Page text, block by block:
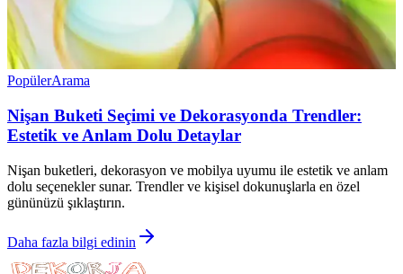
PopülerArama
Nişan Buketi Seçimi ve Dekorasyonda Trendler:
Estetik ve Anlam Dolu Detaylar
Nişan buketleri, dekorasyon ve mobilya uyumu ile estetik ve anlam
dolu seçenekler sunar. Trendler ve kişisel dokunuşlarla en özel
gününüzü şıklaştırın.
Daha fazla bilgi edinin